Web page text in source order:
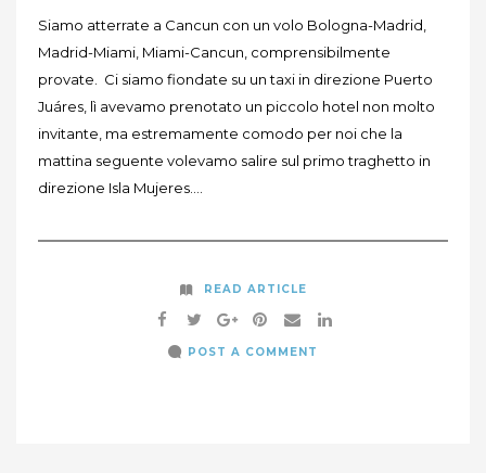
Siamo atterrate a Cancun con un volo Bologna-Madrid,
Madrid-Miami, Miami-Cancun, comprensibilmente
provate. Ci siamo fiondate su un taxi in direzione Puerto
Juáres, lì avevamo prenotato un piccolo hotel non molto
invitante, ma estremamente comodo per noi che la
mattina seguente volevamo salire sul primo traghetto in
direzione Isla Mujeres….
READ ARTICLE
POST A COMMENT